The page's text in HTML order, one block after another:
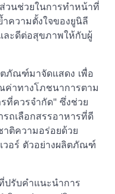
นช่วยในการทำหน้าที่
ความตั้งใจของยูนิลี
ละดีต่อสุขภาพให้กับผู้
ภัณฑ์มาจัดแสดง เพื่อ
าทางโภชนาการตาม
ที่ควรจำกัด" ซึ่งช่วย
ถเลือกสรรอาหารที่ดี
ติความอร่อยด้วย
วอร์ ตัวอย่างผลิตภัณฑ์
รับคำแนะนำการ